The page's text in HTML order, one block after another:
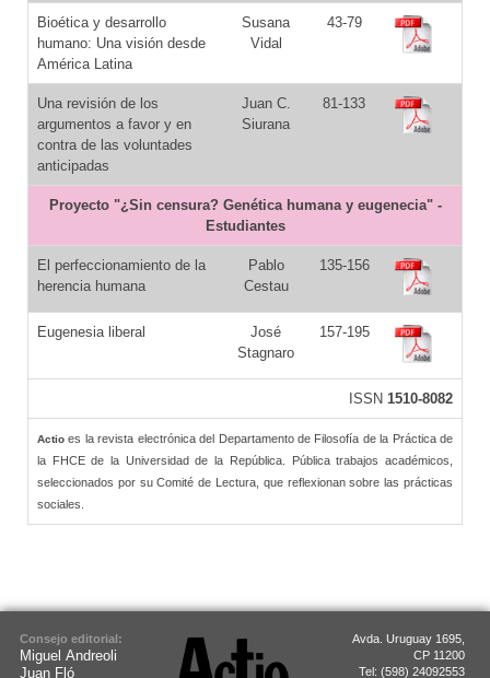
Bioética y desarrollo
humano: Una visión desde
América Latina
Susana
Vidal
43-79
Una revisión de los
argumentos a favor y en
contra de las voluntades
anticipadas
Juan C.
Siurana
81-133
Proyecto "¿Sin censura? Genética humana y eugenecia" -
Estudiantes
El perfeccionamiento de la
herencia humana
Pablo
Cestau
135-156
Eugenesia liberal
José
Stagnaro
157-195
ISSN 1510-8082
Actio es la revista electrónica del Departamento de Filosofía de la Práctica de
la FHCE de la Universidad de la República. Pública trabajos académicos,
seleccionados por su Comité de Lectura, que reflexionan sobre las prácticas
sociales.
Consejo editorial:
Miguel Andreoli
Juan Fló
Avda. Uruguay 1695,
CP 11200
Tel: (598) 24092553